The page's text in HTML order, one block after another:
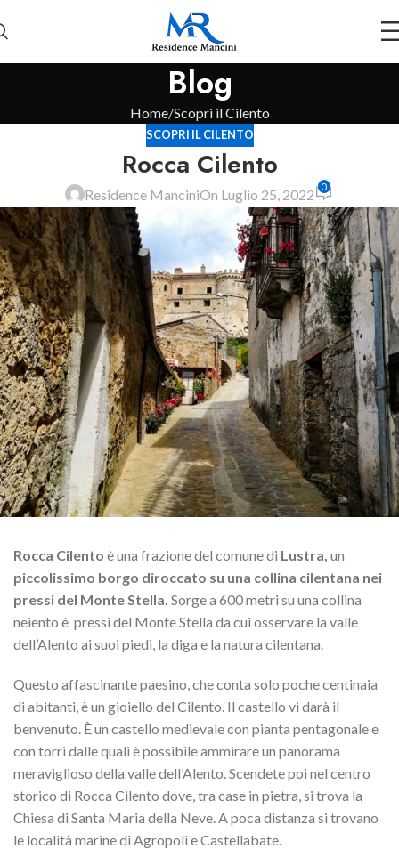
Blog
Home Scopri il Cilento
SCOPRI IL CILENTO
Rocca Cilento
Residence ManciniOn Luglio 25, 2022 0
Rocca Cilento è una frazione del comune di Lustra, un
piccolissimo borgo diroccato su una collina cilentana nei
pressi del Monte Stella. Sorge a 600 metri su una collina
neiento è pressi del Monte Stella da cui osservare la valle
dell’Alento ai suoi piedi, la diga e la natura cilentana.
Questo affascinante paesino, che conta solo poche centinaia
di abitanti, è un gioiello del Cilento. Il castello vi darà il
benvenuto. È un castello medievale con pianta pentagonale e
con torri dalle quali è possibile ammirare un panorama
meraviglioso della valle dell’Alento. Scendete poi nel centro
storico di Rocca Cilento dove, tra case in pietra, si trova la
Chiesa di Santa Maria della Neve. A poca distanza si trovano
le località marine di Agropoli e Castellabate.